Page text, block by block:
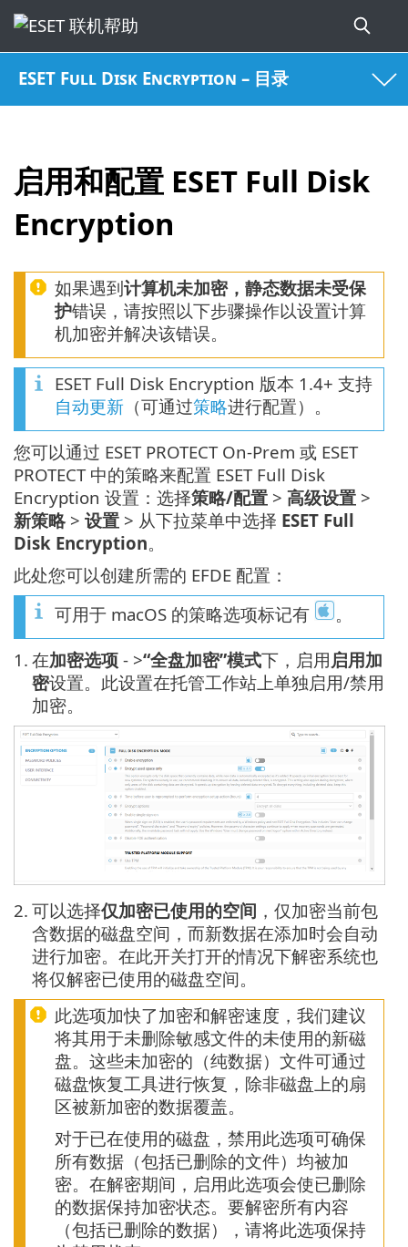
ESET Full Disk Encryption – 目录
启用和配置 ESET Full Disk
Encryption
如果遇到计算机未加密，静态数据未受保
护错误，请按照以下步骤操作以设置计算
机加密并解决该错误。
ESET Full Disk Encryption 版本 1.4+ 支持
自动更新 （可通过策略进行配置）。
您可以通过 ESET PROTECT On-Prem 或 ESET
PROTECT 中的策略来配置 ESET Full Disk
Encryption 设置：选择策略/配置 > 高级设置 >
新策略 > 设置 > 从下拉菜单中选择 ESET Full
Disk Encryption。
此处您可以创建所需的 EFDE 配置：
可用于 macOS 的策略选项标记有
。
1. 在加密选项 - >“全盘加密”模式下，启用启用加
密设置。此设置在托管工作站上单独启用/禁用
加密。
2. 可以选择仅加密已使用的空间 ，仅加密当前包
含数据的磁盘空间，而新数据在添加时会自动
进行加密。在此开关打开的情况下解密系统也
将仅解密已使用的磁盘空间。
此选项加快了加密和解密速度，我们建议
将其用于未删除敏感文件的未使用的新磁
盘。这些未加密的（纯数据）文件可通过
磁盘恢复工具进行恢复，除非磁盘上的扇
区被新加密的数据覆盖。
对于已在使用的磁盘，禁用此选项可确保
所有数据（包括已删除的文件）均被加
密。在解密期间，启用此选项会使已删除
的数据保持加密状态。要解密所有内容
（包括已删除的数据），请将此选项保持